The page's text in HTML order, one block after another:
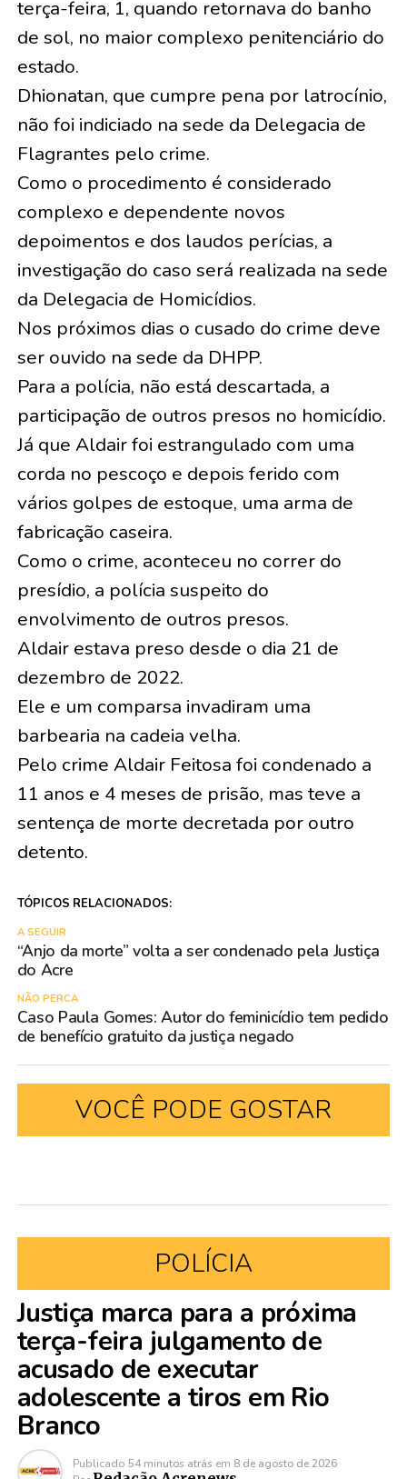
terça-feira, 1, quando retornava do banho
de sol, no maior complexo penitenciário do
estado.
Dhionatan, que cumpre pena por latrocínio,
não foi indiciado na sede da Delegacia de
Flagrantes pelo crime.
Como o procedimento é considerado
complexo e dependente novos
depoimentos e dos laudos perícias, a
investigação do caso será realizada na sede
da Delegacia de Homicídios.
Nos próximos dias o cusado do crime deve
ser ouvido na sede da DHPP.
Para a polícia, não está descartada, a
participação de outros presos no homicídio.
Já que Aldair foi estrangulado com uma
corda no pescoço e depois ferido com
vários golpes de estoque, uma arma de
fabricação caseira.
Como o crime, aconteceu no correr do
presídio, a polícia suspeito do
envolvimento de outros presos.
Aldair estava preso desde o dia 21 de
dezembro de 2022.
Ele e um comparsa invadiram uma
barbearia na cadeia velha.
Pelo crime Aldair Feitosa foi condenado a
11 anos e 4 meses de prisão, mas teve a
sentença de morte decretada por outro
detento.
TÓPICOS RELACIONADOS:
A SEGUIR
“Anjo da morte” volta a ser condenado pela Justiça
do Acre
NÃO PERCA
Caso Paula Gomes: Autor do feminicídio tem pedido
de benefício gratuito da justiça negado
VOCÊ PODE GOSTAR
POLÍCIA
Justiça marca para a próxima
terça-feira julgamento de
acusado de executar
adolescente a tiros em Rio
Branco
Publicado 54 minutos atrás em 8 de agosto de 2026